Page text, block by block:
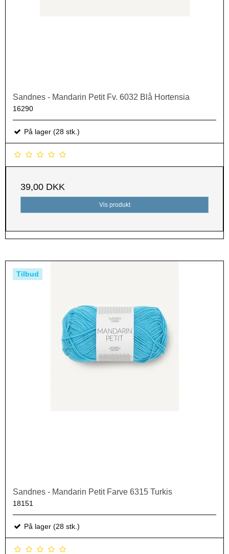
Sandnes - Mandarin Petit Fv. 6032 Blå Hortensia
16290
På lager (28 stk.)
39,00 DKK
Vis produkt
Tilbud
Sandnes - Mandarin Petit Farve 6315 Turkis
18151
På lager (28 stk.)